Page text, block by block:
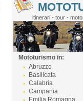
itinerari - tour -
Mototurismo in:
Abruzzo
Basilicata
Calabria
Campania
Emilia Romagna